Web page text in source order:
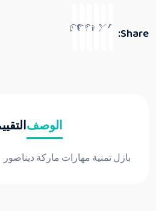
Share:
الوصف
بازل تمنية مهارات ماركة ديناصور